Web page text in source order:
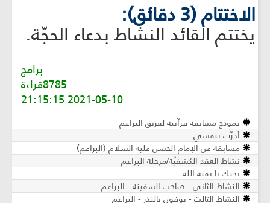
الاختتام (3 دقائق):
يختتم القائد النشاط بدعاء الحجّة.
برامج
8785قراءة
2021-05-10 21:15:15
نموذج مسابقة قرآنية لفربق البراعم
أجرِّب بنفسي
مسابقة عن الإمام الحسن عليه السلام (البراعم)
نشاط العقد الكشفيّة/مرحلة البراعم
نحبك يا بقية الله
النشاط الثاني - صاحب السفينة - البراعم
النشاط الثالث - يوفون بالنذر - البراعم